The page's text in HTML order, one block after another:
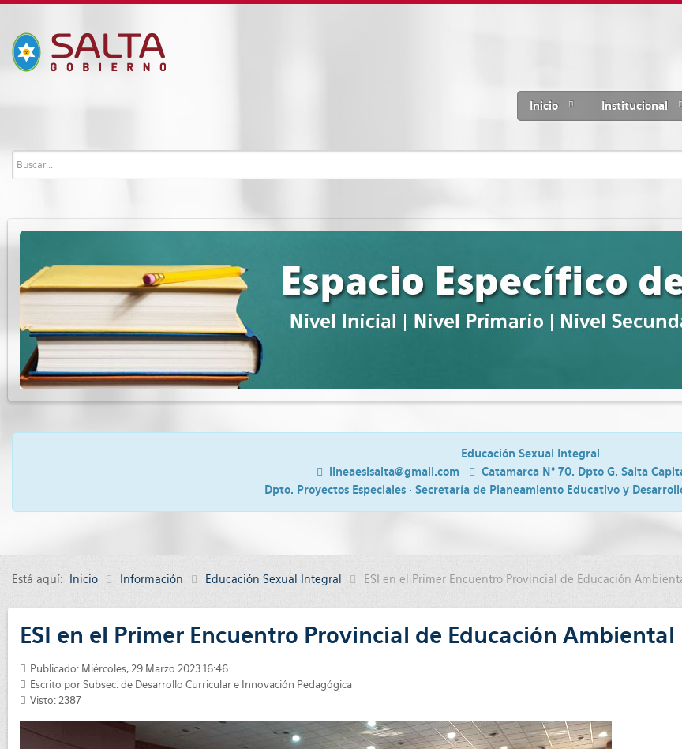
Inicio Institucional
Educación Sexual Integral
lineaesisalta@gmail.com
Catamarca N° 70. Dpto G. Salta
Dpto. Proyectos Especiales · Secretaría de Planeamiento Educativo y
Está aquí: Inicio Información Educación Sexual Integral ESI en el Primer Encuentro Provincial de Educación
ESI en el Primer Encuentro Provincial de Educación
Publicado: Miércoles, 29 Marzo 2023 16:46
Escrito por Subsec. de Desarrollo Curricular e Innovación Pedagógica
Visto: 2387